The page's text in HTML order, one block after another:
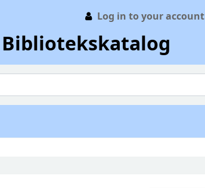
Log in to your account